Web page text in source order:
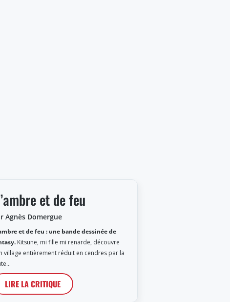
et de feu
Agnès Domergue
et de feu : une bande dessinée de
Kitsune, mi fille mi renarde, découvre
village entièrement réduit en cendres par la
LIRE LA CRITIQUE